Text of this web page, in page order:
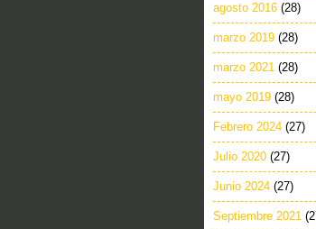
agosto 2016 (28)
marzo 2019 (28)
marzo 2021 (28)
mayo 2019 (28)
Febrero 2024 (27)
Julio 2020 (27)
Junio 2024 (27)
Septiembre 2021